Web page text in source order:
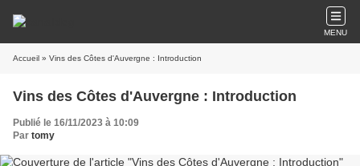
MENU
Accueil » Vins des Côtes d'Auvergne : Introduction
Vins des Côtes d'Auvergne : Introduction
Publié le 16/11/2023 à 10:09
Par tomy